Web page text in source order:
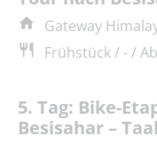
Gateway
Frühstück / - /
5. Tag: Bike-
Besisahar – Taal